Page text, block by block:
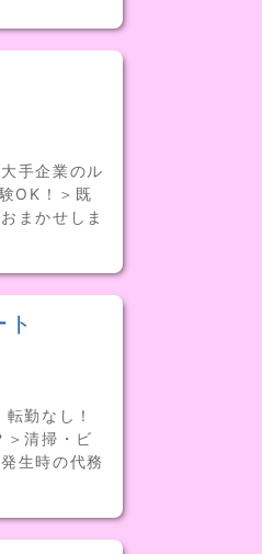
手企業のル
OK！＞既
まかせしま
勤なし！
清掃・ビ
生時の代務